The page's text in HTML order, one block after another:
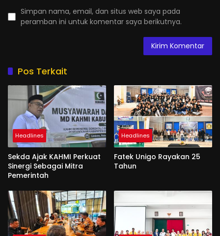
Simpan nama, email, dan situs web saya pada
peramban ini untuk komentar saya berikutnya.
Pos Terkait
Headlines
Sekda Ajak KAHMI Perkuat
Sinergi Sebagai Mitra
Pemerintah
Headlines
Fatek Unigo Rayakan 25
Tahun